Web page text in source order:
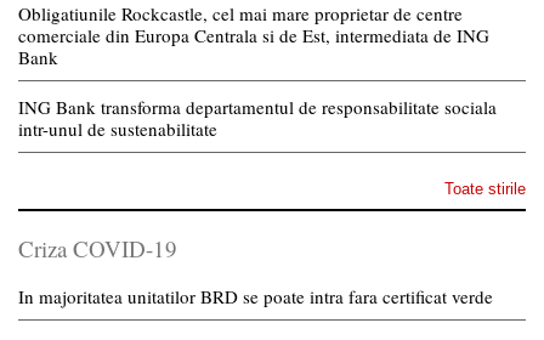
Obligatiunile Rockcastle, cel mai mare proprietar de centre
comerciale din Europa Centrala si de Est, intermediata de ING
Bank
ING Bank transforma departamentul de responsabilitate sociala
intr-unul de sustenabilitate
Toate stirile
Criza COVID-19
In majoritatea unitatilor BRD se poate intra fara certificat verde